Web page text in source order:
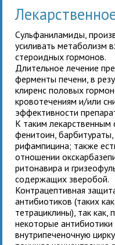
Сульфаниламиды,
усиливать метаболизм
стероидных гормонов.
Длительное лечение
ферменты печени, в
клиренс половых
кровотечениям и/или
эффективности
К таким лекарственным
фенитоин,
рифампицина; также
отношении
ритонавира и
содержащих зверобой.
Контрацептивная
антибиотиков (таких
тетрациклины), так
некоторые антибиотики
внутрипеченочную